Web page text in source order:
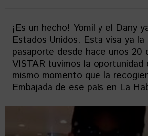
¡Es un hecho! Yomil y el Dany
Estados Unidos. Esta visa ya
pasaporte desde hace unos 20
VISTAR tuvimos la oportunidad
mismo momento que la
Embajada de ese país en La